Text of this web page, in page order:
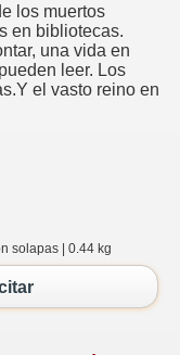
los muertos
en bibliotecas.
una vida en
leer. Los
el vasto reino en
solapas | 0.44 kg